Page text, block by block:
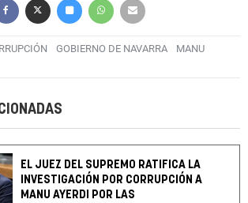
GOBIERNO DE NAVARRA
MANU
EL JUEZ DEL SUPREMO RATIFICA LA
INVESTIGACIÓN POR CORRUPCIÓN A
MANU AYERDI POR LAS